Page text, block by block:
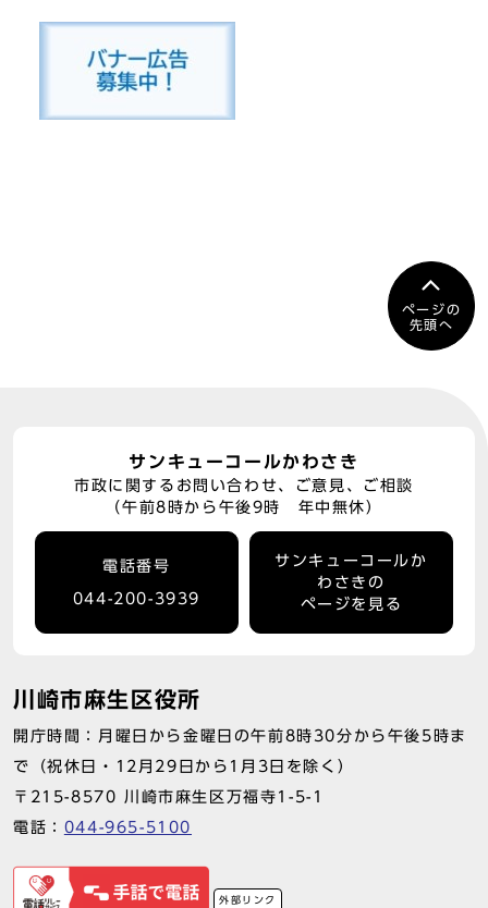
ページの
先頭へ
サンキューコールかわさき
市政に関するお問い合わせ、ご意見、ご相談
（午前8時から午後9時 年中無休）
電話番号
044-200-3939
サンキューコールか
わさきの
ページを見る
川崎市麻生区役所
開庁時間：月曜日から金曜日の午前8時30分から午後5時ま
で（祝休日・12月29日から1月3日を除く）
〒215-8570 川崎市麻生区万福寺1-5-1
電話： 044-965-5100
外部リンク